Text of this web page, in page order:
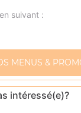
6.50
poulet + boisson
6.50€
suivant :
MENUS &
intéressé(e)?